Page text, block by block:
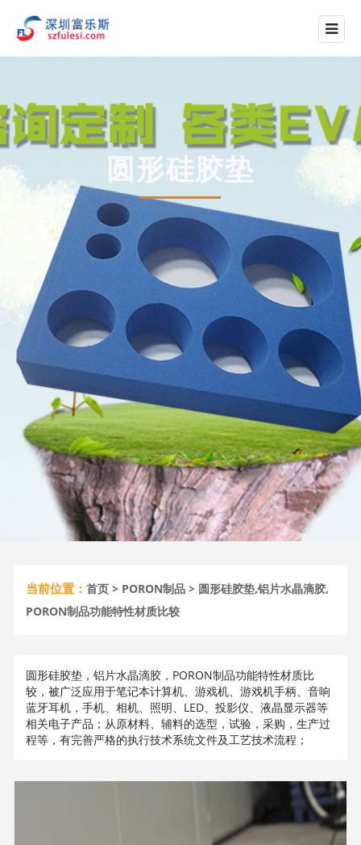
圆形硅胶垫
当前位置：首页 > PORON制品 > 圆形硅胶垫,铝片水晶滴胶,
PORON制品功能特性材质比较
圆形硅胶垫，铝片水晶滴胶，PORON制品功能特性材质比
较，被广泛应用于笔记本计算机、游戏机、游戏机手柄、音响
蓝牙耳机，手机、相机、照明、LED、投影仪、液晶显示器等
相关电子产品；从原材料、辅料的选型，试验，采购，生产过
程等，有完善严格的执行技术系统文件及工艺技术流程；